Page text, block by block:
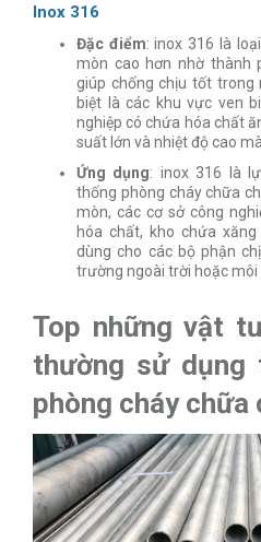
Inox 316
Đặc điểm: inox 316 là
mòn cao hơn nhờ thành
giúp chống chịu tốt trong
biệt là các khu vực ven
nghiệp có chứa hóa chất
suất lớn và nhiệt độ cao
Ứng dụng: inox 316 là
thống phòng cháy chữa
mòn, các cơ sở công
hóa chất, kho chứa
dùng cho các bộ phận
trường ngoài trời hoặc
Top những vật
thường sử dụng
phòng cháy chữa